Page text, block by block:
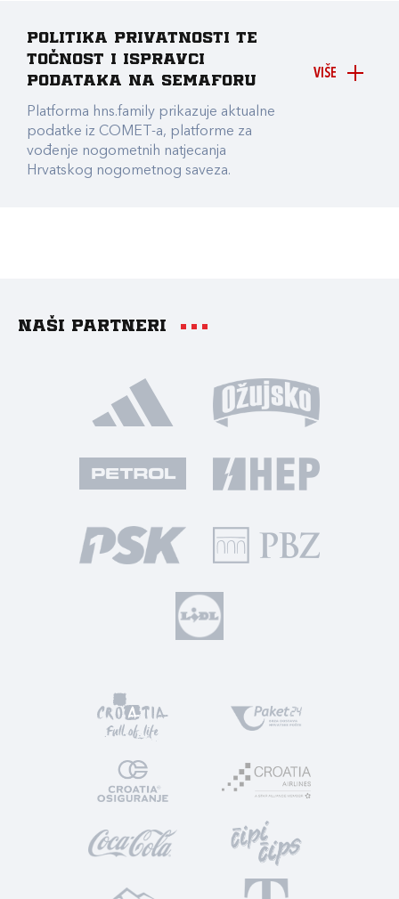
VIŠE
Politika privatnosti te
točnost i ispravci
podataka na Semaforu
Platforma hns.family prikazuje aktualne
podatke iz COMET-a, platforme za
vođenje nogometnih natjecanja
Hrvatskog nogometnog saveza.
Naši partneri